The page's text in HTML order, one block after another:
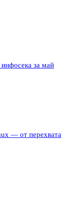
за май
— от перехвата